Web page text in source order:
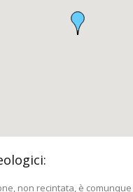
non recintata, è